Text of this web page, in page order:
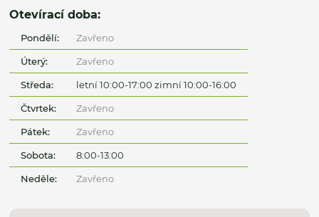
Otevírací doba:
Pondělí: Zavřeno
Úterý: Zavřeno
Středa: letní 10:00-17:00 zimní 10:00-16:00
Čtvrtek: Zavřeno
Pátek: Zavřeno
Sobota: 8:00-13:00
Neděle: Zavřeno